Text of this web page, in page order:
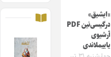
«ایشیق»
درگیسی‌نین PDF
آرشیوی
یاییملاندی